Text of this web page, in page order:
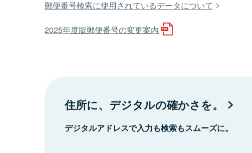
郵便番号検索に使用されているデータについて
2025年度版郵便番号の変更案内
住所に、デジタルの確かさを。
デジタルアドレスで入力も検索もスムーズに。